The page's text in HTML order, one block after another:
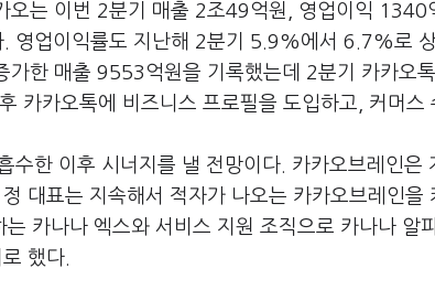
오는 이번 2분기 매출 2조49억원, 영업이익 1340
업이익률도 지난해 2분기 5.9%에서 6.7%로 상
한 매출 9553억원을 기록했는데 2분기 카카오
카카오톡에 비즈니스 프로필을 도입하고, 커머스
수한 이후 시너지를 낼 전망이다. 카카오브레인은
대표는 지속해서 적자가 나오는 카카오브레인을
카나나 엑스와 서비스 지원 조직으로 카나나 알
했다.